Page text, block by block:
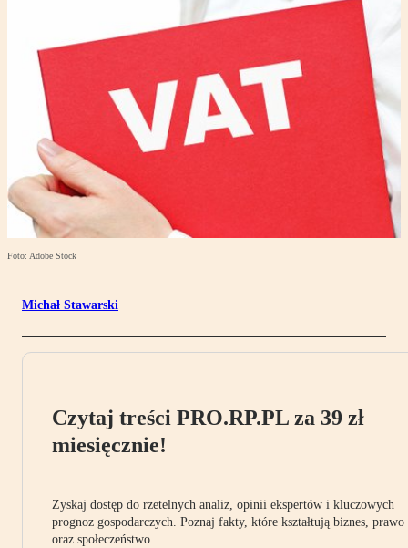
Foto: Adobe Stock
Michał Stawarski
Czytaj treści PRO.RP.PL za 39 zł
miesięcznie!
Zyskaj dostęp do rzetelnych analiz, opinii ekspertów i kluczowych
prognoz gospodarczych. Poznaj fakty, które kształtują biznes, prawo
oraz społeczeństwo.